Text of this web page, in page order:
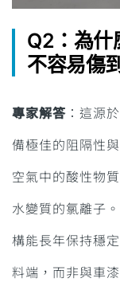
Q2：為什
不容易傷
專家解答：這源
備極佳的阻隔性
空氣中的酸性物
水變質的氯離子
構能長年保持穩
料端，而非與車